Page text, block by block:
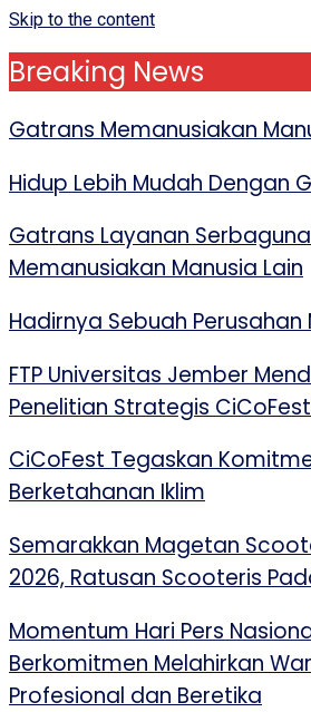
Skip to the content
Breaking News
Gatrans Memanusiakan
Hidup Lebih Mudah Dengan
Gatrans Layanan
Memanusiakan Manusia Lain
Hadirnya Sebuah
FTP Universitas Jember
Penelitian Strategis
CiCoFest Tegaskan
Berketahanan Iklim
Semarakkan Magetan
2026, Ratusan Scooteris
Momentum Hari Pers
Berkomitmen Melahirkan
Profesional dan Beretika